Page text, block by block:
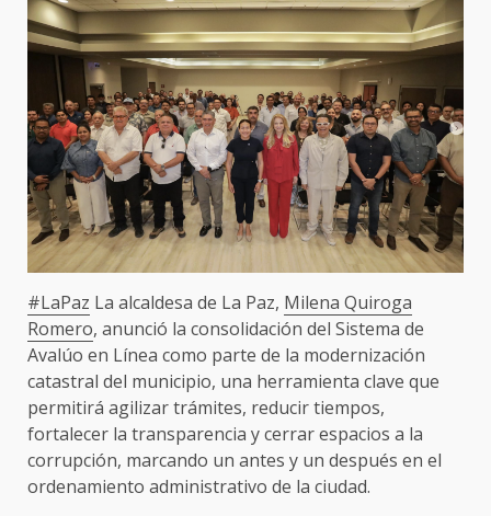
#LaPaz La alcaldesa de La Paz, Milena Quiroga
Romero, anunció la consolidación del Sistema de
Avalúo en Línea como parte de la modernización
catastral del municipio, una herramienta clave que
permitirá agilizar trámites, reducir tiempos,
fortalecer la transparencia y cerrar espacios a la
corrupción, marcando un antes y un después en el
ordenamiento administrativo de la ciudad.